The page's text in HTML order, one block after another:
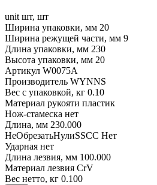
unit шт, шт
Ширина упаковки, мм 20
Ширина режущей части, мм 9
Длина упаковки, мм 230
Высота упаковки, мм 20
Артикул W0075A
Производитель WYNNS
Вес с упаковкой, кг 0.10
Материал рукояти пластик
Нож-стамеска нет
Длина, мм 230.000
НеОбрезатьНулиSSCC Нет
Ударная нет
Длина лезвия, мм 100.000
Материал лезвия CrV
Вес нетто, кг 0.100